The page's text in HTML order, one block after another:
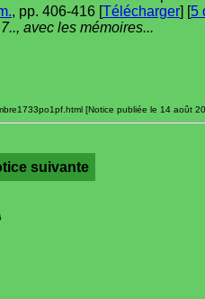
, pp. 406-416 [Télécharger] [5
avec les mémoires...
[Notice publiée le 14 août
suivante